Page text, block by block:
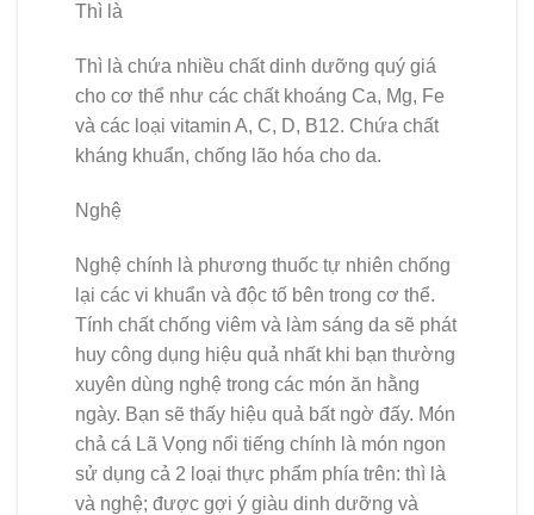
Thì là
Thì là chứa nhiều chất dinh dưỡng quý giá
cho cơ thể như các chất khoáng Ca, Mg, Fe
và các loại vitamin A, C, D, B12. Chứa chất
kháng khuẩn, chống lão hóa cho da.
Nghệ
Nghệ chính là phương thuốc tự nhiên chống
lại các vi khuẩn và độc tố bên trong cơ thể.
Tính chất chống viêm và làm sáng da sẽ phát
huy công dụng hiệu quả nhất khi bạn thường
xuyên dùng nghệ trong các món ăn hằng
ngày. Bạn sẽ thấy hiệu quả bất ngờ đấy. Món
chả cá Lã Vọng nổi tiếng chính là món ngon
sử dụng cả 2 loại thực phẩm phía trên: thì là
và nghệ; được gợi ý giàu dinh dưỡng và